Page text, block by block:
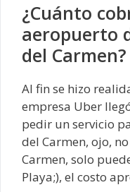
¿Cuánto
aeropuerto
del Carmen?
Al fin se hizo
empresa Uber
pedir un servicio
del Carmen, ojo,
Carmen, solo
Playa;), el costo